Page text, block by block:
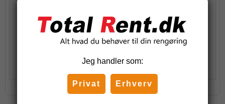
Køb
Jeg handler som:
Privat Erhverv